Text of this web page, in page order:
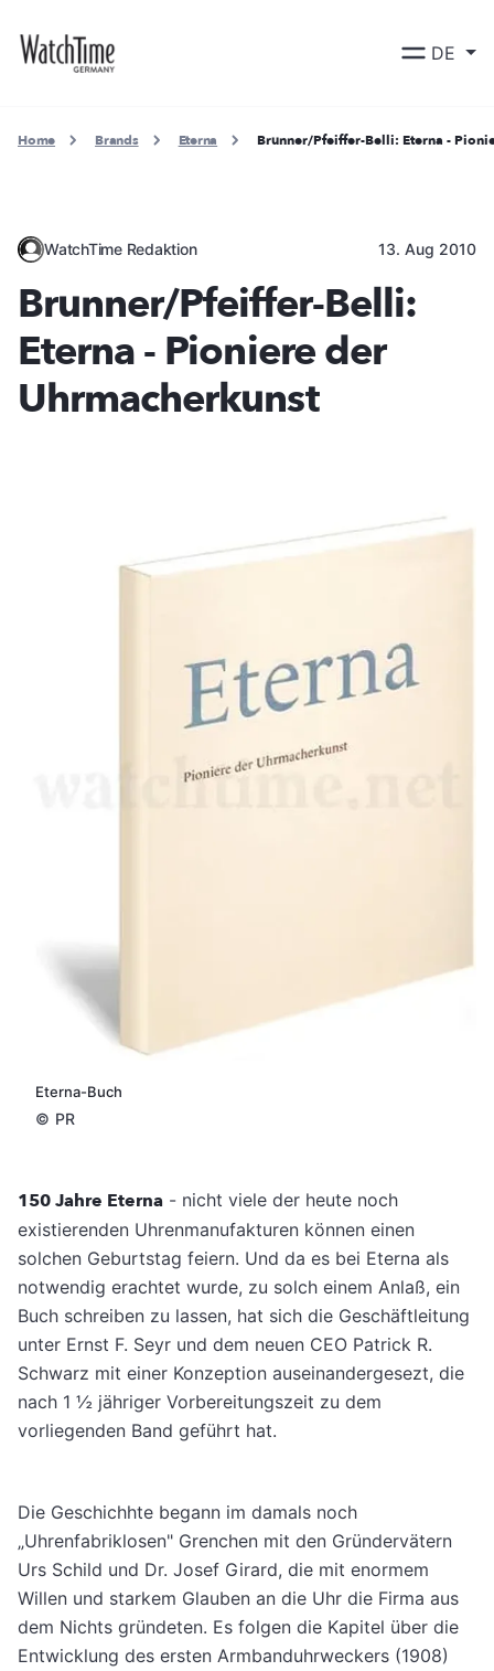
DE
Home Brands Eterna Brunner/Pfeiffer-Belli: Eterna -
WatchTime Redaktion 13. Aug 2010
Brunner/Pfeiffer-Belli:
Eterna - Pioniere der
Uhrmacherkunst
Eterna-Buch
© PR
150 Jahre Eterna - nicht viele der heute noch
existierenden Uhrenmanufakturen können einen
solchen Geburtstag feiern. Und da es bei Eterna als
notwendig erachtet wurde, zu solch einem Anlaß, ein
Buch schreiben zu lassen, hat sich die Geschäftleitung
unter Ernst F. Seyr und dem neuen CEO Patrick R.
Schwarz mit einer Konzeption auseinandergesezt, die
nach 1 ½ jähriger Vorbereitungszeit zu dem
vorliegenden Band geführt hat.
Die Geschichhte begann im damals noch
„Uhrenfabriklosen" Grenchen mit den Gründervätern
Urs Schild und Dr. Josef Girard, die mit enormem
Willen und starkem Glauben an die Uhr die Firma aus
dem Nichts gründeten. Es folgen die Kapitel über die
Entwicklung des ersten Armbanduhrweckers (1908)